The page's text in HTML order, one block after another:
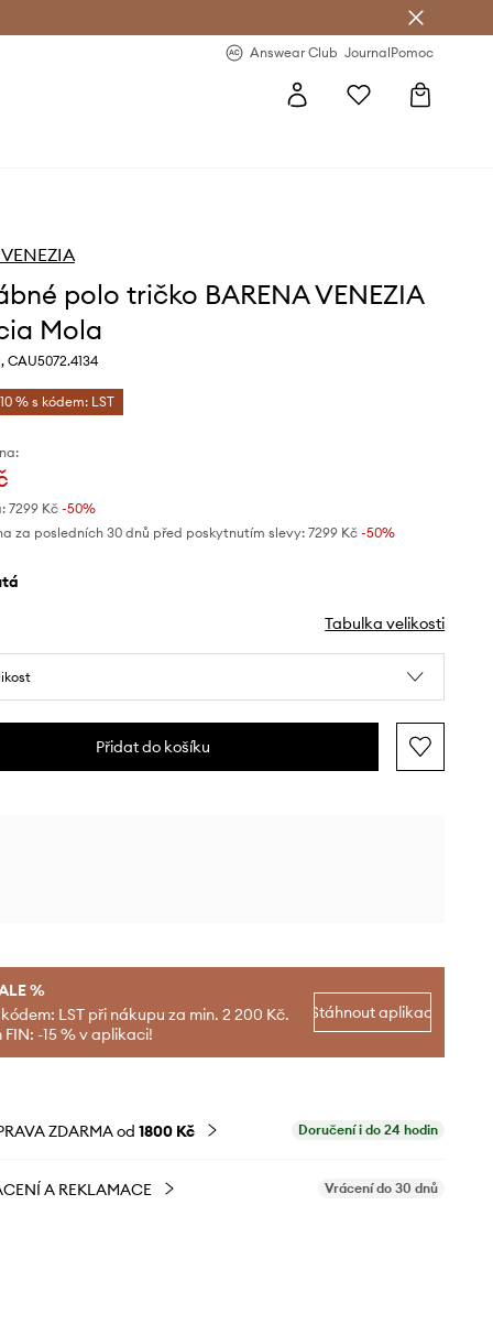
Answear Club JournalPomoc
polo tričko BARENA VENEZIA
Mola
% s kódem: LST
7299 Kč-50%
za posledních 30 dnů před poskytnutím slevy: 7299 Kč -50%
Tabulka velikosti
Přidat do košíku
%
LST při nákupu za min. 2 200 Kč.
FIN: -15 % v aplikaci!
Stáhnout aplikaci
ZDARMA od 1800 Kč Doručení i do 24 hodin
A REKLAMACE Vrácení do 30 dnů